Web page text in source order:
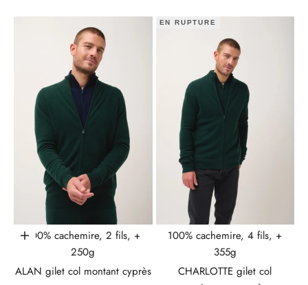
Choisir les options
100% cachemire, 2 fils, +
250g
ALAN gilet col montant cyprès
EN RUPTURE
100% cachemire, 4 fils, +
355g
CHARLOTTE gilet col